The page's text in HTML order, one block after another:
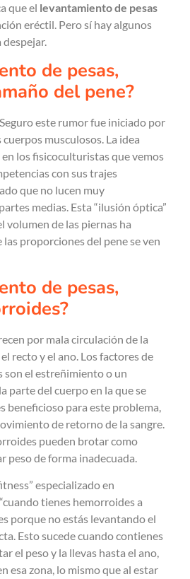
que el levantamiento de pesas
eréctil. Pero sí hay algunos
despejar.
de pesas,
del pene?
este rumor fue iniciado por
musculosos. La idea
los fisicoculturistas que vemos
con sus trajes
que no lucen muy
medias. Esta “ilusión óptica”
volumen de las piernas ha
proporciones del pene se ven
de pesas,
por mala circulación de la
recto y el ano. Los factores de
son el estreñimiento o un
parte del cuerpo en la que se
beneficioso para este problema,
de retorno de la sangre.
pueden brotar como
peso de forma inadecuada.
especializado en
tienes hemorroides a
porque no estás levantando el
Esto sucede cuando contienes
el peso y la llevas hasta el ano,
esa zona, lo mismo que al estar